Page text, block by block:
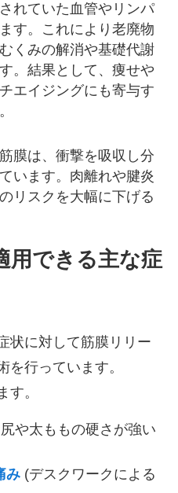
れていた血管やリンパ
す。これにより老廃物
くみの解消や基礎代謝
。結果として、痩せや
エイジングにも寄与す
膜は、衝撃を吸収し分
います。肉離れや腱炎
リスクを大幅に下げる
用できる主な症
状に対して筋膜リリー
を行っています。
。
や太ももの硬さが強い
み (デスクワークによる